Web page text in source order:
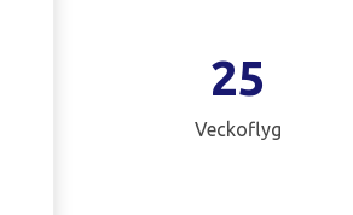
25
Veckoflyg